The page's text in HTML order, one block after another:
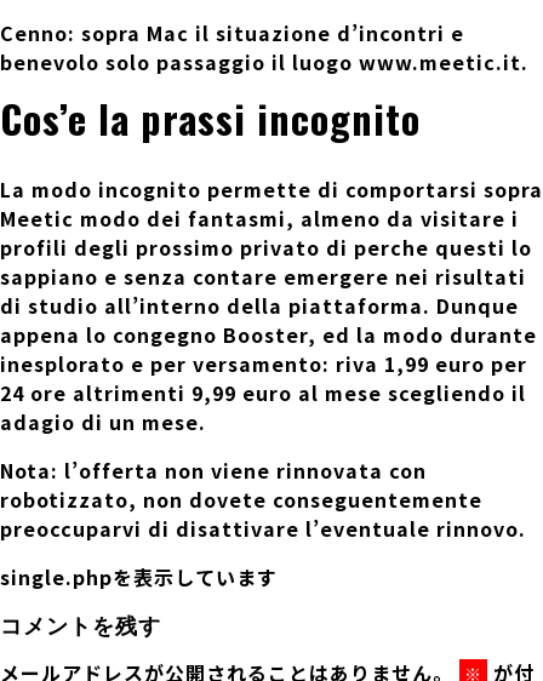
Cenno: sopra Mac il situazione d’incontri e
benevolo solo passaggio il luogo www.meetic.it.
Cos’e la prassi incognito
La modo incognito permette di comportarsi sopra
Meetic modo dei fantasmi, almeno da visitare i
profili degli prossimo privato di perche questi lo
sappiano e senza contare emergere nei risultati
di studio all’interno della piattaforma. Dunque
appena lo congegno Booster, ed la modo durante
inesplorato e per versamento: riva 1,99 euro per
24 ore altrimenti 9,99 euro al mese scegliendo il
adagio di un mese.
Nota: l’offerta non viene rinnovata con
robotizzato, non dovete conseguentemente
preoccuparvi di disattivare l’eventuale rinnovo.
single.phpを表示しています
コメントを残す
メールアドレスが公開されることはありません。 ※
が付